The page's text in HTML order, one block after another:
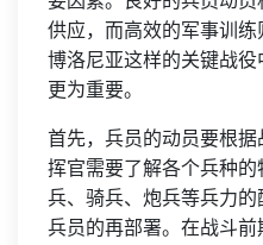
供应，而高效的军事训
博洛尼亚这样的关键战
更为重要。
首先，兵员的动员要根
挥官需要了解各个兵种
兵、骑兵、炮兵等兵力
兵员的再部署。在战斗